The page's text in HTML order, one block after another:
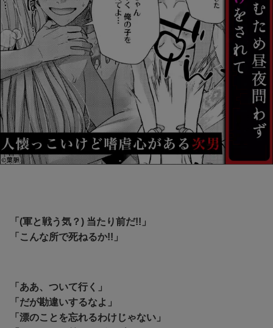
「(軍と戦う気？) 当たり前だ!!」
「こんな所で死ねるか!!」
「ああ、ついて行く」
「だが勘違いするなよ」
「漂のことを忘れるわけじゃない」